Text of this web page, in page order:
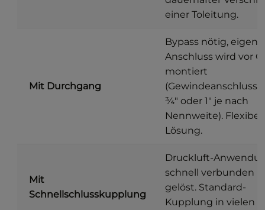
einer Toleitung.
Mit Durchgang
Bypass nötig,
Anschluss wird vor
montiert
(Gewindeanschluss
¾″ oder 1″ je nach
Nennweite).
Lösung.
Mit
Schnellschlusskupplung
Druckluft-
schnell verbunden
gelöst. Standard-
Kupplung in vielen